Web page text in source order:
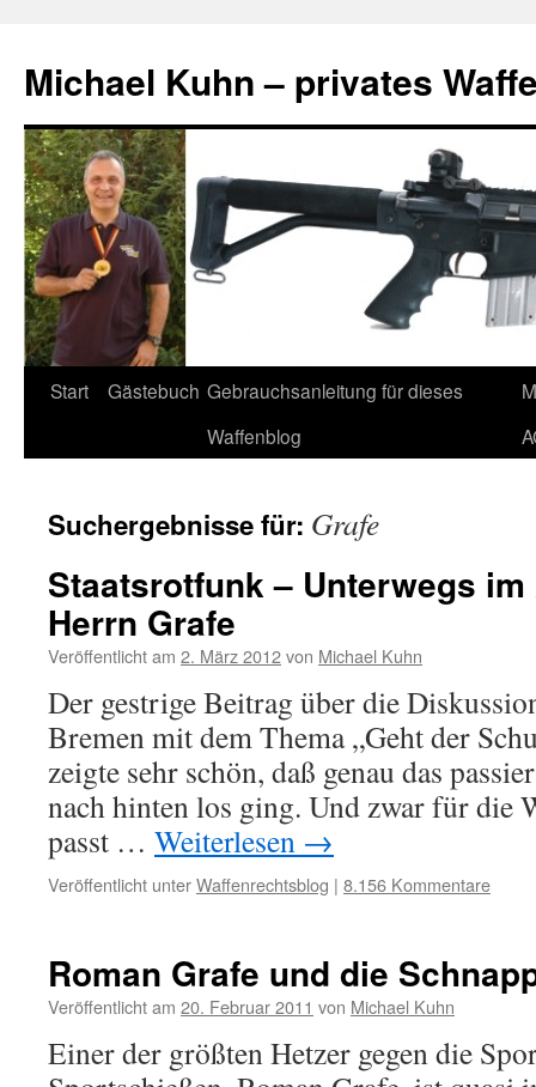
springen
Michael Kuhn – privates
Start Gästebuch Gebrauchsanleitung für dieses
Waffenblog
Suchergebnisse für: Grafe
Staatsrotfunk – Unterwegs
Herrn Grafe
Veröffentlicht am 2. März 2012von Michael Kuhn
Der gestrige Beitrag über die
Bremen mit dem Thema „Geht der
zeigte sehr schön, daß genau das
nach hinten los ging. Und zwar für die
passt … Weiterlesen →
Veröffentlicht unterWaffenrechtsblog | 8.156 Kommentare
Roman Grafe und die
Veröffentlicht am 20. Februar 2011 von Michael Kuhn
Einer der größten Hetzer gegen die